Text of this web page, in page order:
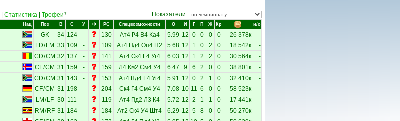
Статистика Трофеи 7 Показатели:
Нац Поз В С У Ф РС Спецвозможности О И Г П Ж Кр и/о
GK 34 124 - 130 Ат4 Р4 В4 Ка4 5.99 12 0 0 0 0 26 378к -
LD/ LM 33 109 - 109 Ат4 Пд4 Оп4 П2 5.68 12 1 0 2 0 18 542к -
CD/CM 32 137 - 141 Ат4 Ск4 Г4 Уг4 6.03 12 1 2 2 0 30 564к -
CF/CM 31 159 - 159 Л4 Км2 См4 У4 6.47 9 6 2 0 0 38 801к -
CD/CM 31 143 - 153 Ат4 Пд4 Г4 Уг4 5.91 12 0 2 1 0 32 410к -
CF/CM 31 198 - 204 Ск4 Г4 См4 У4 7.08 10 11 6 0 0 58 523к -
LM / LF 30 111 - 119 Ат4 Пд2 Л3 К4 5.72 12 2 1 1 0 17 441к -
RM / RF 31 184 - 184 Ат2 Ск4 У4 Шт4 6.29 12 5 8 0 0 50 270к -